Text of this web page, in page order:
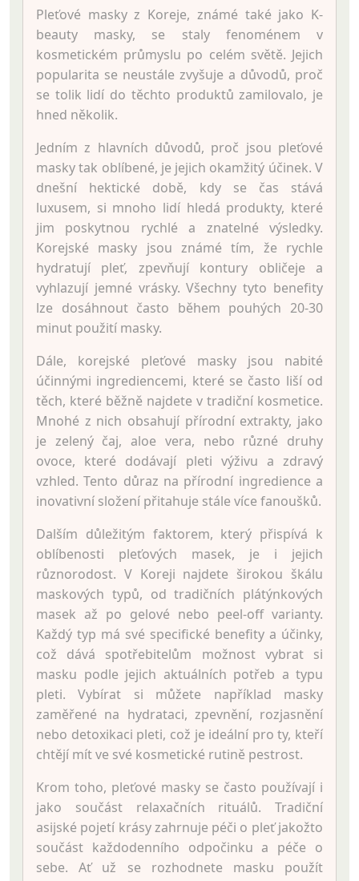
Pleťové masky z Koreje, známé také jako K-
beauty masky, se staly fenoménem v
kosmetickém průmyslu po celém světě. Jejich
popularita se neustále zvyšuje a důvodů, proč
se tolik lidí do těchto produktů zamilovalo, je
hned několik.
Jedním z hlavních důvodů, proč jsou pleťové
masky tak oblíbené, je jejich okamžitý účinek. V
dnešní hektické době, kdy se čas stává
luxusem, si mnoho lidí hledá produkty, které
jim poskytnou rychlé a znatelné výsledky.
Korejské masky jsou známé tím, že rychle
hydratují pleť, zpevňují kontury obličeje a
vyhlazují jemné vrásky. Všechny tyto benefity
lze dosáhnout často během pouhých 20-30
minut použití masky.
Dále, korejské pleťové masky jsou nabité
účinnými ingrediencemi, které se často liší od
těch, které běžně najdete v tradiční kosmetice.
Mnohé z nich obsahují přírodní extrakty, jako
je zelený čaj, aloe vera, nebo různé druhy
ovoce, které dodávají pleti výživu a zdravý
vzhled. Tento důraz na přírodní ingredience a
inovativní složení přitahuje stále více fanoušků.
Dalším důležitým faktorem, který přispívá k
oblíbenosti pleťových masek, je i jejich
různorodost. V Koreji najdete širokou škálu
maskových typů, od tradičních plátýnkových
masek až po gelové nebo peel-off varianty.
Každý typ má své specifické benefity a účinky,
což dává spotřebitelům možnost vybrat si
masku podle jejich aktuálních potřeb a typu
pleti. Vybírat si můžete například masky
zaměřené na hydrataci, zpevnění, rozjasnění
nebo detoxikaci pleti, což je ideální pro ty, kteří
chtějí mít ve své kosmetické rutině pestrost.
Krom toho, pleťové masky se často používají i
jako součást relaxačních rituálů. Tradiční
asijské pojetí krásy zahrnuje péči o pleť jakožto
součást každodenního odpočinku a péče o
sebe. Ať už se rozhodnete masku použít